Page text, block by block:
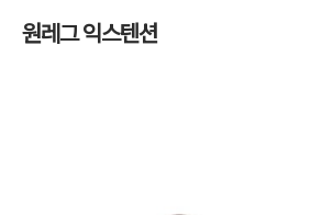
원레그 익스텐션